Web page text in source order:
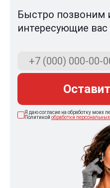
Быстро позвоним
интересующие
Я даю согласие на обработку моих
Политикой обработки